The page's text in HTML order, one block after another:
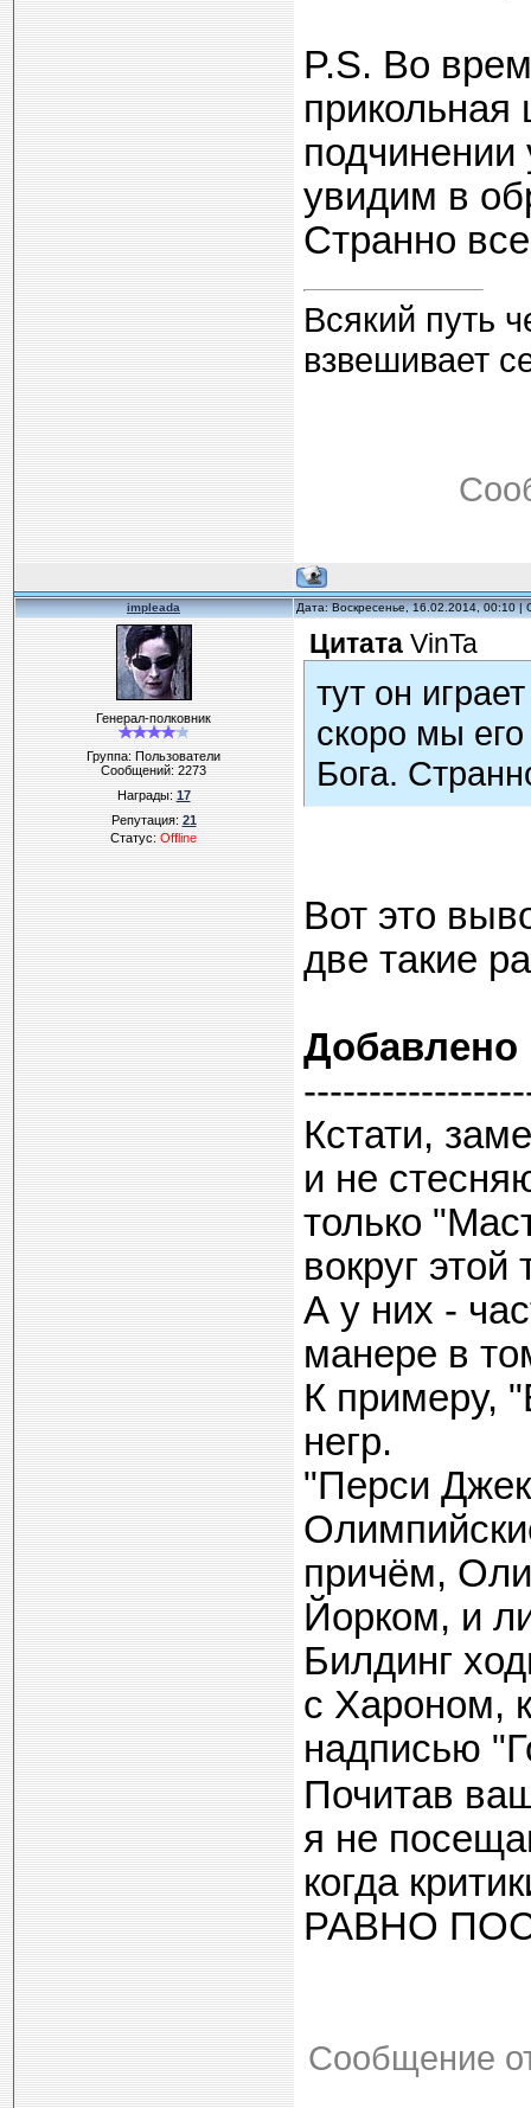
P.S. Во
прикольная
увидим в
Странно
Всякий путь
взвешивает
impleada Дата: Воскресенье, 16.02.2014, 00:10
Генерал-полковник
Группа: Пользователи
Сообщений:2273
Награды:17
Репутация:21
Статус:Offline
Цитата VinTa
тут он
скоро мы
Бога.
Вот это
две такие
Добавлено
Кстати,
и не
только
вокруг
А у них -
манере в
К примеру,
негр.
"Перси
причём,
Йорком, и
Билдинг
с Хароном,
надписью
Почитав
я не
когда
РАВНО
Сообщение